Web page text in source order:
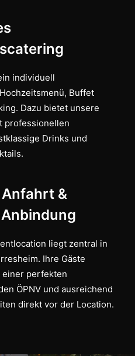
individuell
Buffet
Dazu bietet unsere
professionellen
Drinks und
&
liegt zentral in
Ihre Gäste
perfekten
ÖPNV und ausreichend
direkt vor der Location.